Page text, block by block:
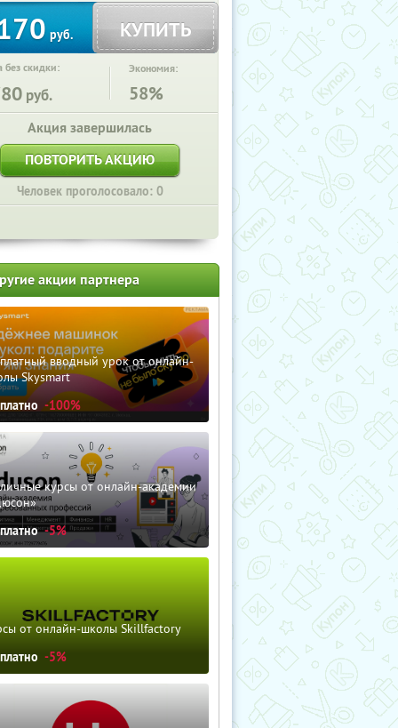
руб. КУПИТЬ
без скидки:
руб.
Экономия:
58%
Акция завершилась
ПОВТОРИТЬ АКЦИЮ
Человек проголосовало: 0
акции партнера
вводный урок от онлайн-
Skysmart
-100%
курсы от онлайн-академии
-5%
от онлайн-школы Skillfactory
-5%